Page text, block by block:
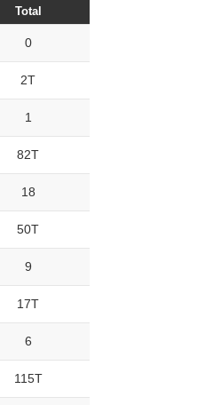
Total
0
2T
1
82T
18
50T
9
17T
6
115T